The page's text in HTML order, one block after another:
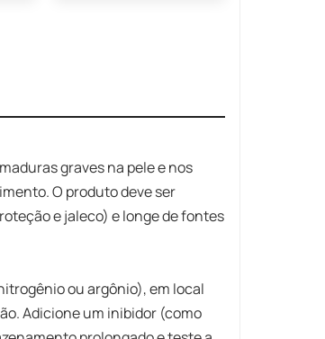
graves na pele e nos
O produto deve ser
e jaleco) e longe de fontes
ou argônio), em local
Adicione um inibidor (como